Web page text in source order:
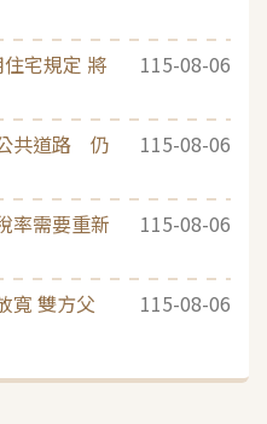
宅規定 將
115-08-06
共道路 仍
115-08-06
率需要重新
115-08-06
寬 雙方父
115-08-06